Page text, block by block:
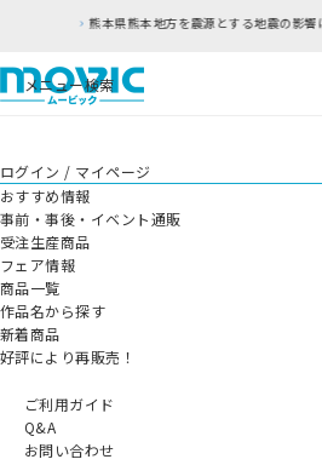
本地方を震源とする地震の影響につきまして
メニュー検索
ログイン / マイページ
おすすめ情報
事前・事後・イベント通販
受注生産商品
フェア情報
商品一覧
作品名から探す
新着商品
好評により再販売！
ご利用ガイド
Q&A
お問い合わせ